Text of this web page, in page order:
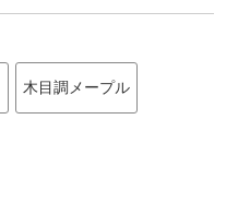
木目調メープル